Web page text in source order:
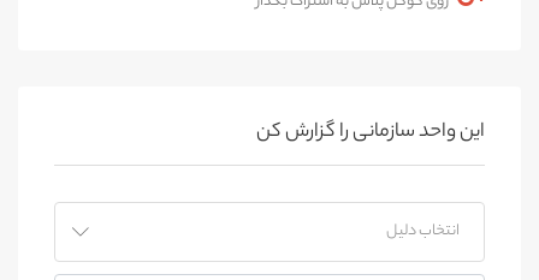
این واحد سازمانی را گزارش کن